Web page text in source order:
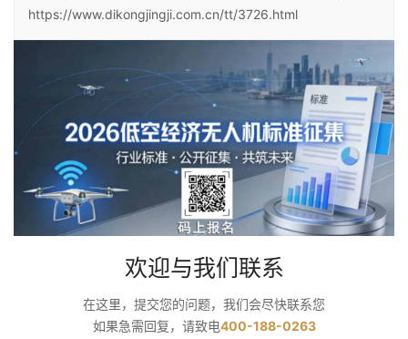
https://www.dikongjingji.com.cn/tt/3726.html
欢迎与我们联系
在这里，提交您的问题，我们会尽快联系您
如果急需回复，请致电400-188-0263